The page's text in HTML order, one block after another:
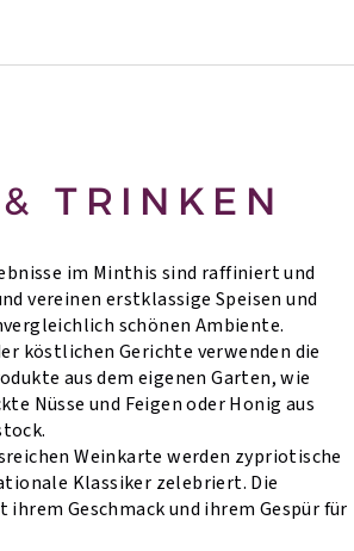
TRINKEN
im Minthis sind raffiniert und
vereinen erstklassige Speisen und
schönen Ambiente.
köstlichen Gerichte verwenden die
aus dem eigenen Garten, wie
Nüsse und Feigen oder Honig aus
Weinkarte werden zypriotische
Klassiker zelebriert. Die
Geschmack und ihrem Gespür für